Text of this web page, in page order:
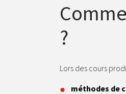
?
Lors des cours
méthodes de